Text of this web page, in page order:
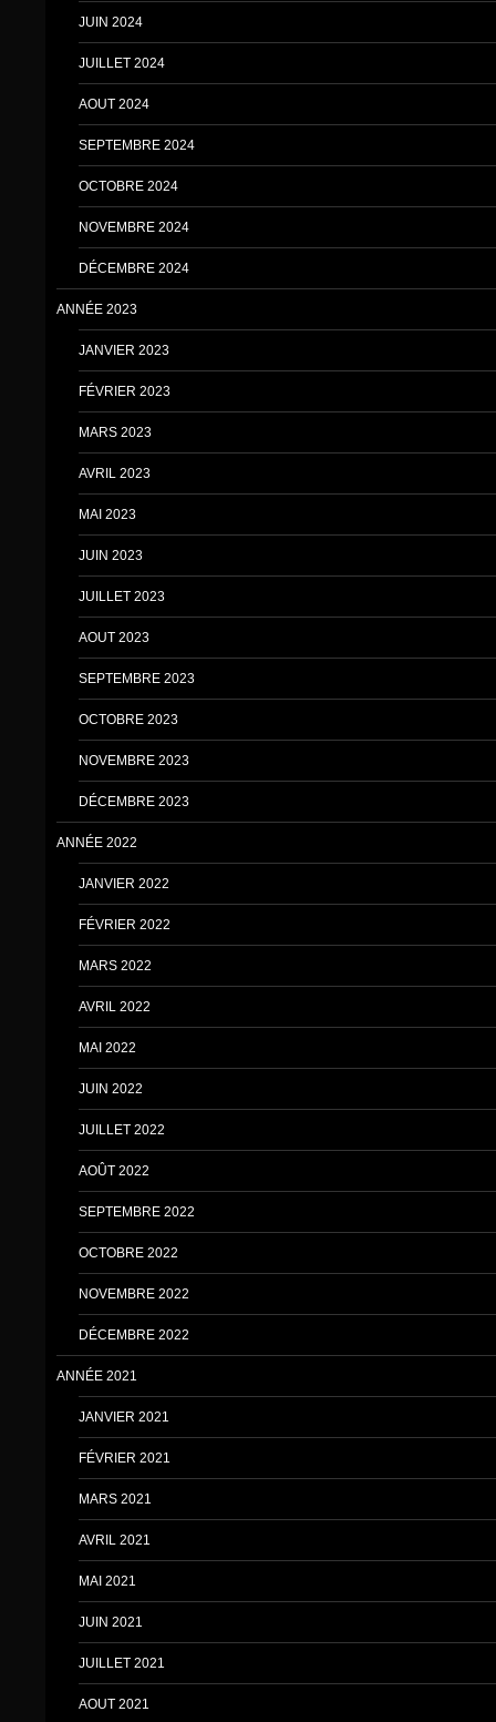
JUIN 2024
JUILLET 2024
AOUT 2024
SEPTEMBRE 2024
OCTOBRE 2024
NOVEMBRE 2024
DÉCEMBRE 2024
ANNÉE 2023
JANVIER 2023
FÉVRIER 2023
MARS 2023
AVRIL 2023
MAI 2023
JUIN 2023
JUILLET 2023
AOUT 2023
SEPTEMBRE 2023
OCTOBRE 2023
NOVEMBRE 2023
DÉCEMBRE 2023
ANNÉE 2022
JANVIER 2022
FÉVRIER 2022
MARS 2022
AVRIL 2022
MAI 2022
JUIN 2022
JUILLET 2022
AOÛT 2022
SEPTEMBRE 2022
OCTOBRE 2022
NOVEMBRE 2022
DÉCEMBRE 2022
ANNÉE 2021
JANVIER 2021
FÉVRIER 2021
MARS 2021
AVRIL 2021
MAI 2021
JUIN 2021
JUILLET 2021
AOUT 2021